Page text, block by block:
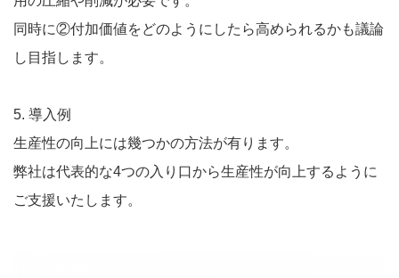
同時に②付加価値をどのようにしたら高められるかも議論
し目指します。
5. 導入例
生産性の向上には幾つかの方法が有ります。
弊社は代表的な4つの入り口から生産性が向上するように
ご支援いたします。